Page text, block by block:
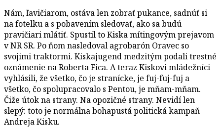
Nám, ľavičiarom, ostáva len zobrať pukance, sadnúť si
na fotelku a s pobavením sledovať, ako sa budú
pravičiari mlátiť. Spustil to Kiska mítingovým prejavom
v NR SR. Po ňom nasledoval agrobarón Oravec so
svojimi traktormi. Kiskajugend medzitým podali trestné
oznámenie na Roberta Fica. A teraz Kiskovi mládežníci
vyhlásili, že všetko, čo je stranícke, je fuj-fuj-fuj a
všetko, čo spolupracovalo s Pentou, je mňam-mňam.
Čiže útok na strany. Na opozičné strany. Nevidí len
slepý: toto je normálna bohapustá politická kampaň
Andreja Kisku.